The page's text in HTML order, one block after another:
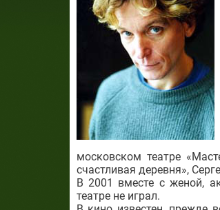
московском театре
счастливая деревня»,
В 2001 вместе с женой,
театре не играл.